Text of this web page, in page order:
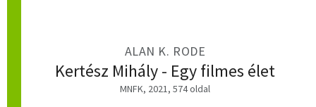
ALAN K. RODE
Kertész Mihály - Egy filmes élet
MNFK, 2021, 574 oldal